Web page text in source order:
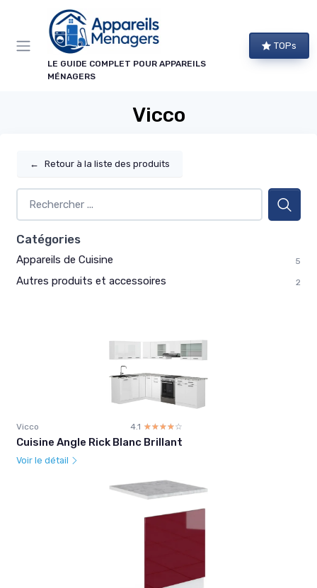
LE GUIDE COMPLET POUR APPAREILS
MÉNAGERS
TOPs
Vicco
← Retour à la liste des produits
Catégories
Appareils de Cuisine 5
Autres produits et accessoires 2
Vicco 4.1 ☆☆☆☆☆
★★★★★
Cuisine Angle Rick Blanc Brillant
Voir le détail
Panneau de gestion des cookies